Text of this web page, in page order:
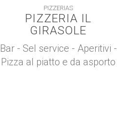
PIZZERIAS
PIZZERIA IL
GIRASOLE
Bar - Sel service - Aperitivi -
Pizza al piatto e da asporto